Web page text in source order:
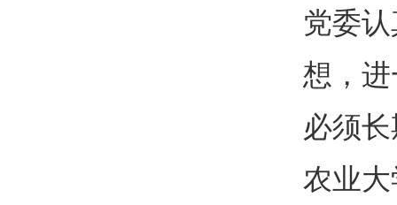
党委
想，
必须
农业